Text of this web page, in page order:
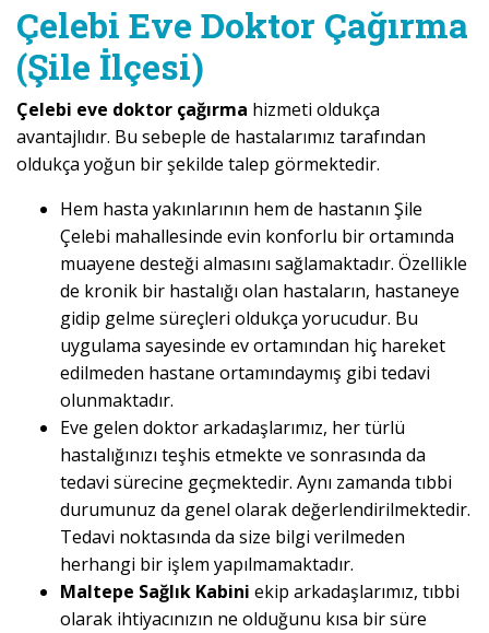
Çelebi Eve Doktor Çağırma
(Şile İlçesi)
Çelebi eve doktor çağırma hizmeti oldukça
avantajlıdır. Bu sebeple de hastalarımız tarafından
oldukça yoğun bir şekilde talep görmektedir.
Hem hasta yakınlarının hem de hastanın Şile
Çelebi mahallesinde evin konforlu bir ortamında
muayene desteği almasını sağlamaktadır. Özellikle
de kronik bir hastalığı olan hastaların, hastaneye
gidip gelme süreçleri oldukça yorucudur. Bu
uygulama sayesinde ev ortamından hiç hareket
edilmeden hastane ortamındaymış gibi tedavi
olunmaktadır.
Eve gelen doktor arkadaşlarımız, her türlü
hastalığınızı teşhis etmekte ve sonrasında da
tedavi sürecine geçmektedir. Aynı zamanda tıbbi
durumunuz da genel olarak değerlendirilmektedir.
Tedavi noktasında da size bilgi verilmeden
herhangi bir işlem yapılmamaktadır.
Maltepe Sağlık Kabini ekip arkadaşlarımız, tıbbi
olarak ihtiyacınızın ne olduğunu kısa bir süre